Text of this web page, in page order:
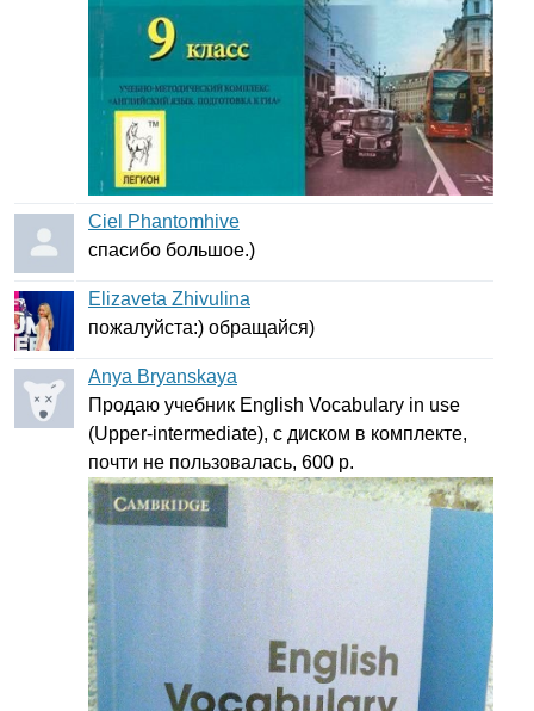
Ciel Phantomhive
спасибо большое.)
Elizaveta Zhivulina
пожалуйста:) обращайся)
Anya Bryanskaya
Продаю учебник English Vocabulary in use
(Upper-intermediate), с диском в комплекте,
почти не пользовалась, 600 р.